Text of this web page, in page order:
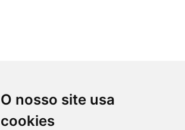
O nosso site usa
cookies